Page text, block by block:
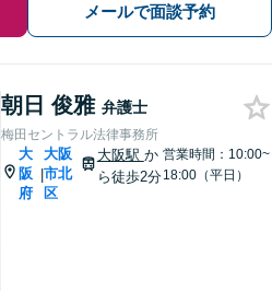
メールで面談予約
朝日 俊雅 弁護士
梅田セントラル法律事務所
大
阪
府
|
大阪
市北
区
大阪駅 か
ら徒歩2分
営業時間：10:00~
18:00（平日）